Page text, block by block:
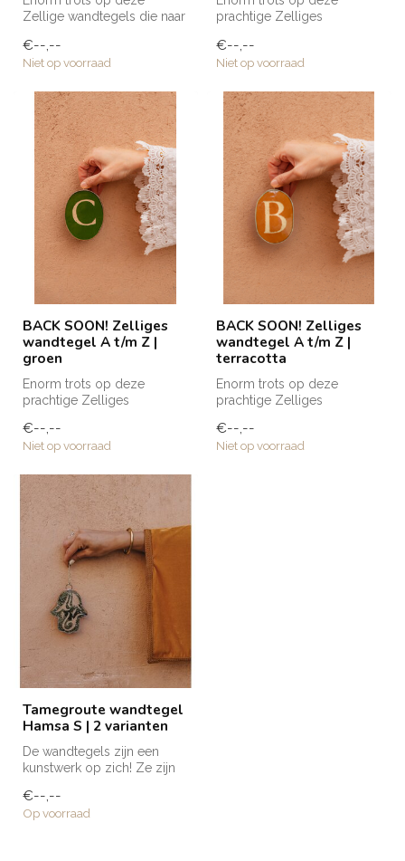
Zellige wandtegels die naar
ontwerp zijn g...
€--,--
Niet op voorraad
prachtige Zelliges
Nomads eigen ...
€--,--
Niet op voorraad
BACK SOON! Zelliges
wandtegel A t/m Z |
groen
Enorm trots op deze
prachtige Zelliges
Nomads eigen ...
€--,--
Niet op voorraad
BACK SOON! Zelliges
wandtegel A t/m Z |
terracotta
Enorm trots op deze
prachtige Zelliges
Nomads eigen ...
€--,--
Niet op voorraad
Tamegroute wandtegel
Hamsa S | 2 varianten
De wandtegels zijn een
kunstwerk op zich! Ze zijn
gemaakt e...
€--,--
Op voorraad